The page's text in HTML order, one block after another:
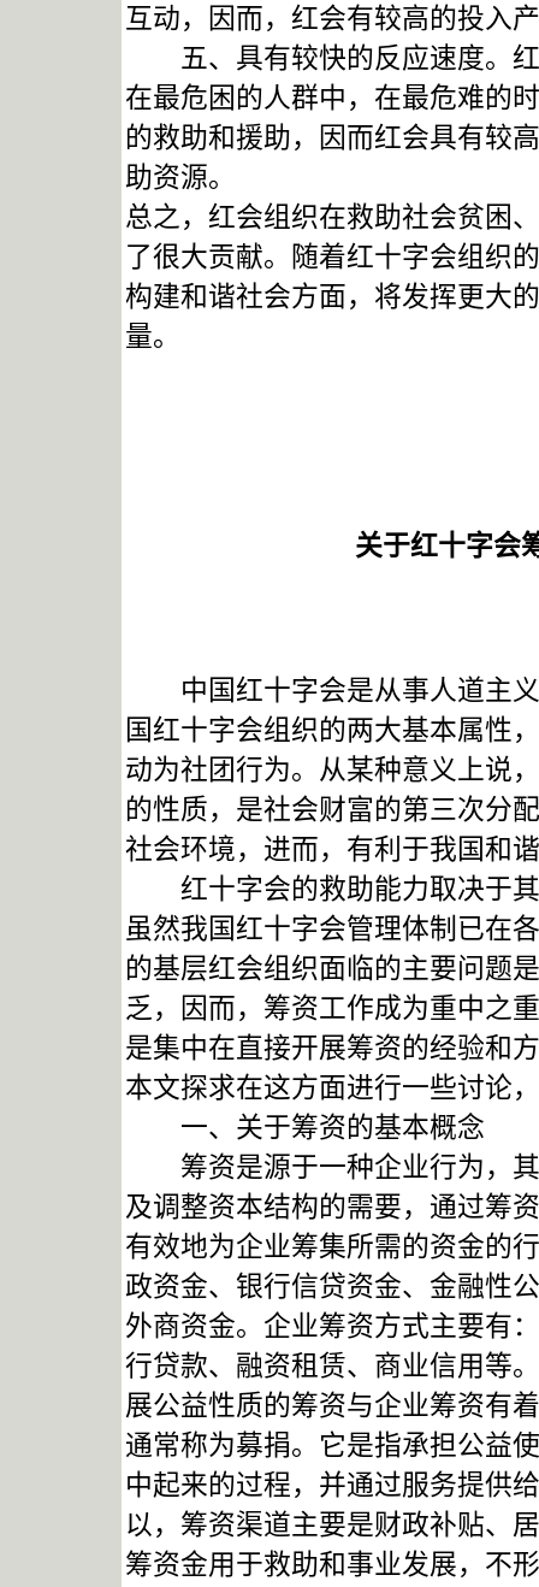
互动，因而，红会有较高的投入
五、具有较快的反应速度。红
在最危困的人群中，在最危难的
的救助和援助，因而红会具有较
助资源。
总之，红会组织在救助社会贫困
了很大贡献。随着红十字会组织
构建和谐社会方面，将发挥更大
量。
关于红十字会
中国红十字会是从事人道主义
国红十字会组织的两大基本属性
动为社团行为。从某种意义上说
的性质，是社会财富的第三次分
社会环境，进而，有利于我国和
红十字会的救助能力取决于其
虽然我国红十字会管理体制已在
的基层红会组织面临的主要问题
乏，因而，筹资工作成为重中之
是集中在直接开展筹资的经验和
本文探求在这方面进行一些讨论
一、关于筹资的基本概念
筹资是源于一种企业行为，其
及调整资本结构的需要，通过筹
有效地为企业筹集所需的资金的
政资金、银行信贷资金、金融性
外商资金。企业筹资方式主要有
行贷款、融资租赁、商业信用等
展公益性质的筹资与企业筹资有
通常称为募捐。它是指承担公益
中起来的过程，并通过服务提供
以，筹资渠道主要是财政补贴、
筹资金用于救助和事业发展，不